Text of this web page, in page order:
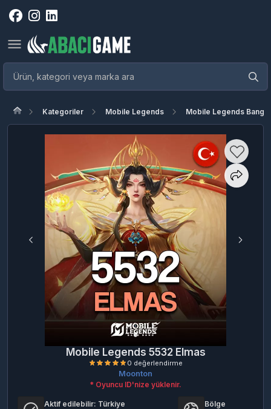
Kategoriler Mobile Legends Mobile Legends Bang
Mobile Legends 5532 Elmas
Moonton
* Oyuncu ID'nize yüklenir.
Aktif edilebilir: Türkiye
Bölge